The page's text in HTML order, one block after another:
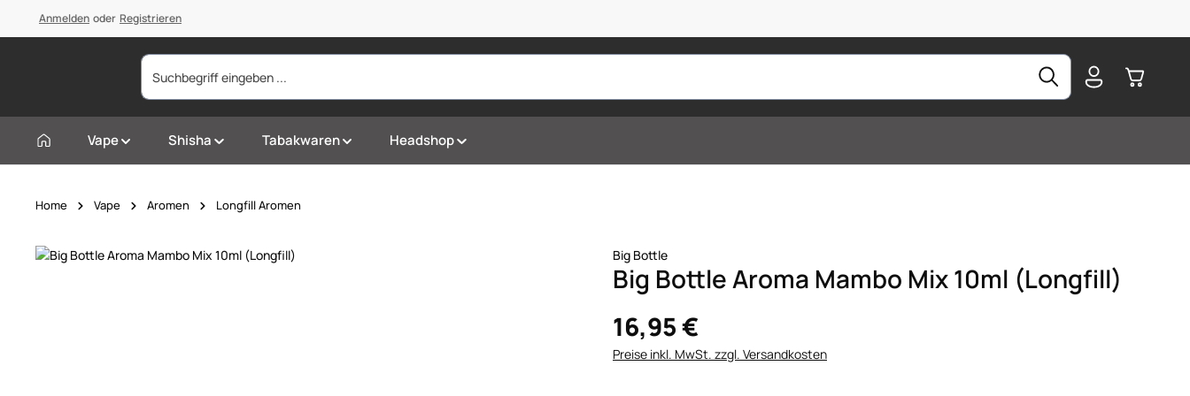
Zur Hauptnavigation springen
Anmelden oder Registrieren
Vape Shisha Tabakwaren Headshop
Home Vape Aromen Longfill Aromen
Bildergalerie überspringen Big Bottle
Big Bottle Aroma Mambo Mix 10ml (Longfill)
16,95 €
Preise inkl. MwSt. zzgl. Versandkosten